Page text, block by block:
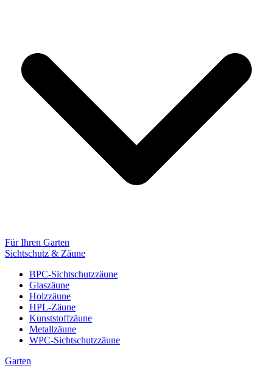
Für Ihren Garten
Sichtschutz & Zäune
BPC-Sichtschutzzäune
Glaszäune
Holzzäune
HPL-Zäune
Kunststoffzäune
Metallzäune
WPC-Sichtschutzzäune
Garten